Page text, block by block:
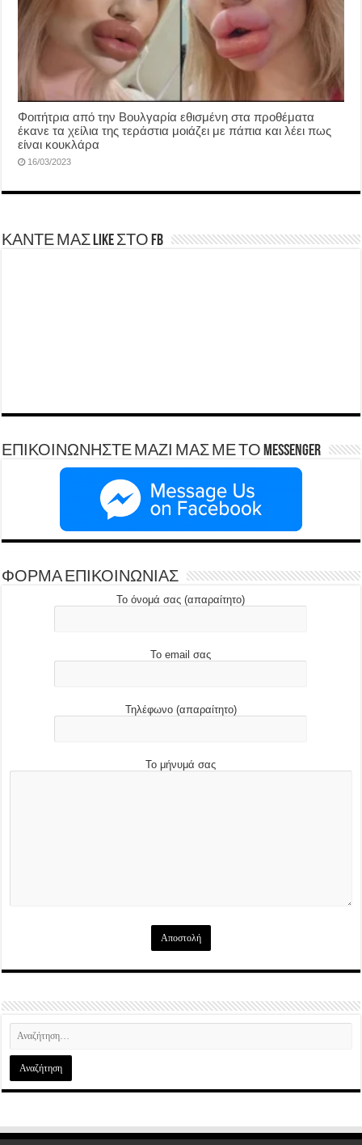
Φοιτήτρια από την Βουλγαρία εθισμένη στα προθέματα
έκανε τα χείλια της τεράστια μοιάζει με πάπια και λέει πως
είναι κουκλάρα
16/03/2023
ΚΑΝΤΕ ΜΑΣ LIKE ΣΤΟ FB
ΕΠΙΚΟΙΝΩΝΗΣΤΕ ΜΑΖΙ ΜΑΣ ΜΕ ΤΟ Messenger
ΦΟΡΜΑ ΕΠΙΚΟΙΝΩΝΙΑΣ
Το όνομά σας (απαραίτητο)
Το email σας
Τηλέφωνο (απαραίτητο)
Το μήνυμά σας